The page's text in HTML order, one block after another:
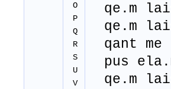
O
P
Q
R
S
U
V
qe.m
qe.m
qant me
pus
qe.m